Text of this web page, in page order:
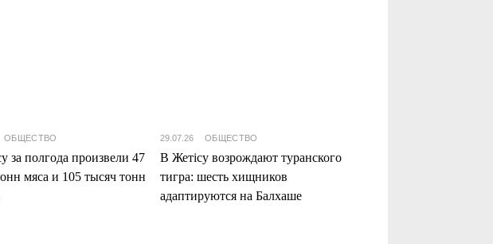
ОБЩЕСТВО
за полгода произвели 47
мяса и 105 тысяч тонн
29.07.26 ОБЩЕСТВО
В Жетісу возрождают туранского
тигра: шесть хищников
адаптируются на Балхаше